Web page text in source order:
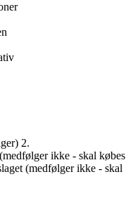
2.
ikke - skal købes
(medfølger ikke - skal